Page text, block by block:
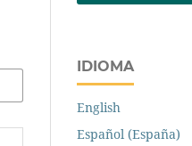
IDIOMA
English
Español (España)